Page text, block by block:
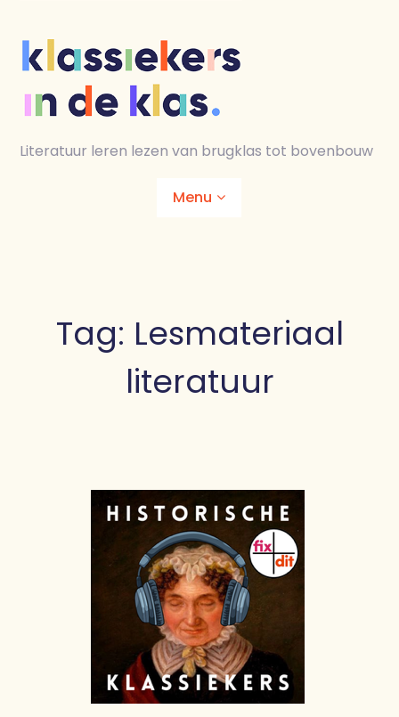
content
Literatuur leren lezen van brugklas tot bovenbouw
Menu
Lesmaterialen
Tag: Lesmateriaal
literatuur